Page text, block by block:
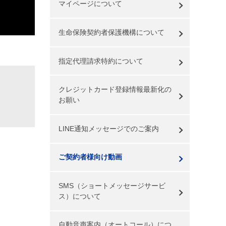
マイページについて
生命保険契約者保護機構について
指定代理請求特約について
クレジットカード登録情報最新化の
お願い
LINE通知メッセージでのご案内
ご契約者様向け動画
SMS（ショートメッセージサービ
ス）について